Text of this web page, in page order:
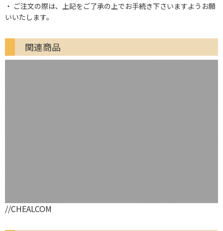
ご注文の際は、上記をご了承の上でお手続き下さいますようお願
いいたします。
関連商品
//CHEALCOM